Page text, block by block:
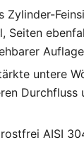
Zylinder-
Seiten
untere
Durchfluss
AISI